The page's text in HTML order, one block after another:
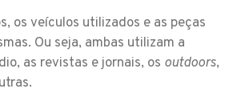
os veículos utilizados e as peças
Ou seja, ambas utilizam a
as revistas e jornais, os outdoors,